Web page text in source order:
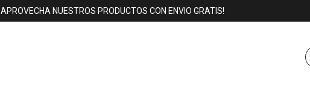
APROVECHA NUESTROS PRODUCTOS CON ENVIO GRATIS!